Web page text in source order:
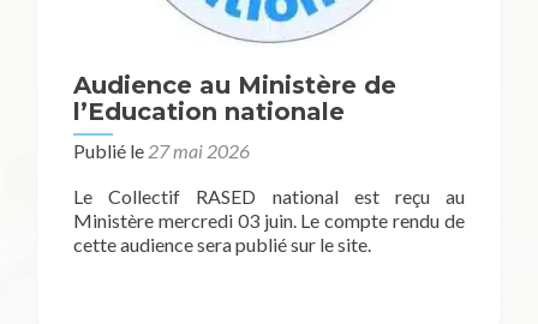
Audience au Ministère de
l’Education nationale
Publié le 27 mai 2026
Le Collectif RASED national est reçu au
Ministère mercredi 03 juin. Le compte rendu de
cette audience sera publié sur le site.